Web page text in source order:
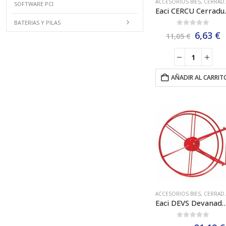
ACCESORIOS BIES, CERRADURAS - METACRILATOS BIES
Eaci CERCU
11,05€ El
precio
original
era:
11,05
6,63 €El
AÑADIR AL
ACCESORIOS BIES, CERRADURAS - METACRILATOS BIES
Eaci DEVS Devanadera Tubular
SOFTWARE PCI
BATERIAS Y PILAS